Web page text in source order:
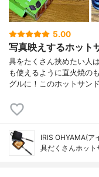
5.00
写真映えするホット
具をたくさん挟めたい人
も使えるように直火焼の
グルに！このホットサン
IRIS OHYAMA(ア
具だくさんホッ